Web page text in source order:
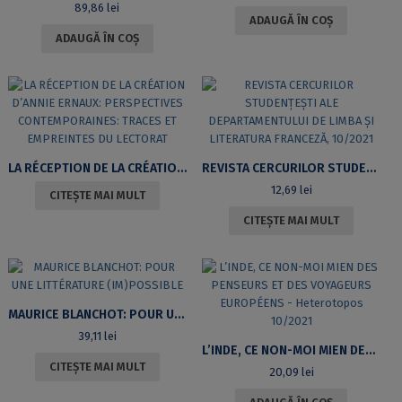
89,86lei
ADAUGĂ ÎN COȘ
ADAUGĂ ÎN COȘ
LA RÉCEPTION DE LA CRÉATION D’ANNIE ERNAUX: PERSPECTIVES CONTEMPORAINES: TRACES ET EMPREINTES DU LECTORAT
CITEȘTE MAI MULT
REVISTA CERCURILOR STUDENŢEŞTI ALE DEPARTAMENTULUI DE LIMBA ŞI LITERATURA FRANCEZĂ, 10/2021
12,69 lei
CITEȘTE MAI MULT
MAURICE BLANCHOT: POUR UNE LITTÉRATURE (IM)POSSIBLE
39,11 lei
CITEȘTE MAI MULT
L’INDE, CE NON-MOI MIEN DES PENSEURS ET DES VOYAGEURS EUROPÉENS – HETEROTOPOS 10/2021
20,09 lei